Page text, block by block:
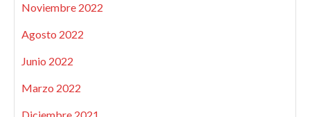
Noviembre 2022
Agosto 2022
Junio 2022
Marzo 2022